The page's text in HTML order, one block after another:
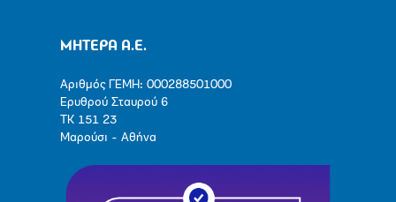
ΜΗΤΕΡΑ Α.Ε.
Αριθμός ΓΕΜΗ: 000288501000
Ερυθρού Σταυρού 6
ΤΚ 151 23
Μαρούσι - Αθήνα